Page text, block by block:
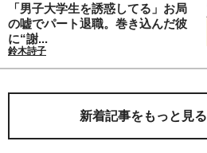
「男子大学生を誘惑してる」お局
の嘘でパート退職。巻き込んだ彼
に“謝...
鈴木詩子
新着記事をもっと見る